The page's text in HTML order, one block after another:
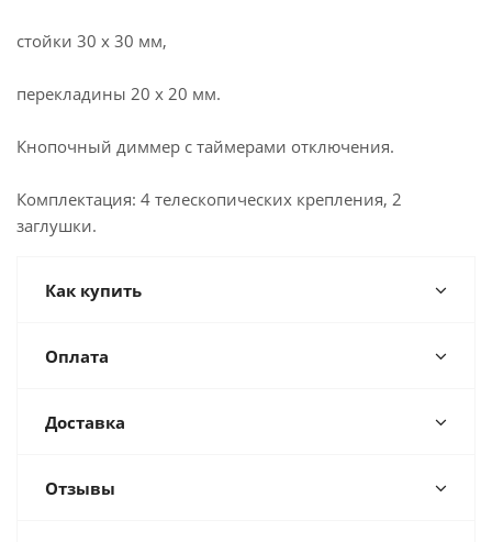
стойки 30 х 30 мм,
перекладины 20 х 20 мм.
Кнопочный диммер с таймерами отключения.
Комплектация: 4 телескопических крепления, 2
заглушки.
Как купить
Оплата
Доставка
Отзывы